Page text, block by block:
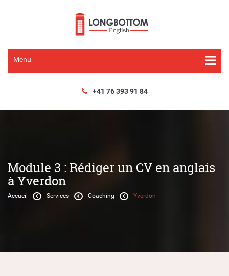
Menu
+41 76 393 91 84
Module 3 : Rédiger un CV en anglais
à Yverdon
Accueil Services Coaching Yverdon